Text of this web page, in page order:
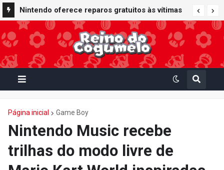
Nintendo oferece reparos gratuitos às vítimas
do terremoto de Kumamoto e doa 50 milhões
de ienes à Cruz Vermelha
Página inicial Game Boy
Nintendo Music recebe
trilhas do modo livre de